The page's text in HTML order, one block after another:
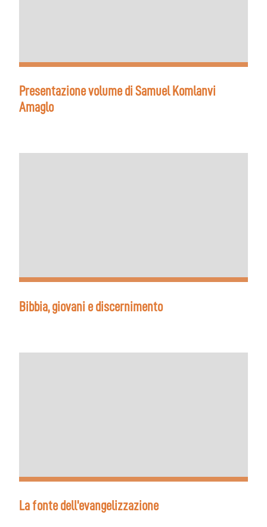
Presentazione volume di Samuel Komlanvi
Amaglo
Bibbia, giovani e discernimento
La fonte dell'evangelizzazione